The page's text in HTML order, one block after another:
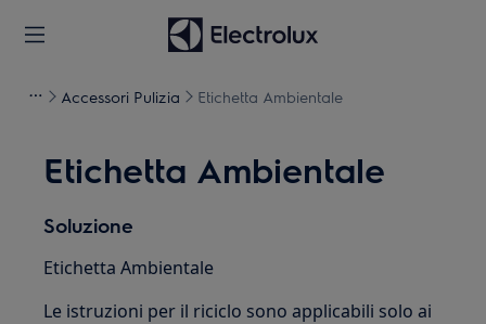
Accessori Pulizia Etichetta Ambientale
Etichetta Ambientale
Soluzione
Etichetta Ambientale
Le istruzioni per il riciclo sono applicabili solo ai